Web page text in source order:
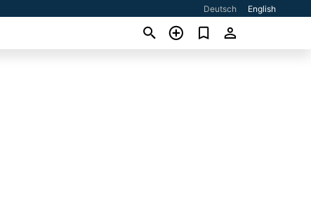
Deutsch English